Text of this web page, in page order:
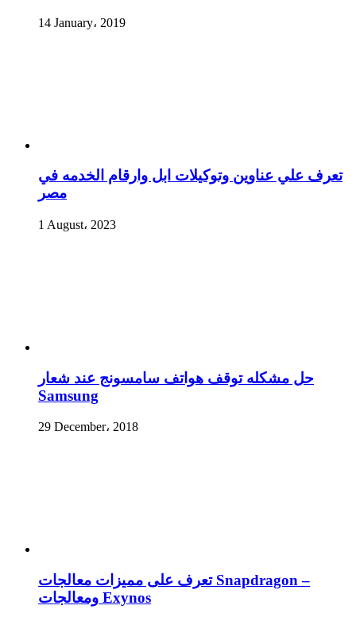
14 January، 2019
تعرف علي عناوين وتوكيلات ابل وارقام الخدمه في
مصر
1 August، 2023
حل مشكله توقف هواتف سامسونج عند شعار
Samsung
29 December، 2018
تعرف على مميزات معالجات Snapdragon –
ومعالجات Exynos